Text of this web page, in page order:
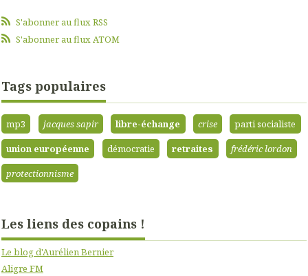
S'abonner au flux RSS
S'abonner au flux ATOM
Tags populaires
mp3 jacques sapir libre-échange crise
parti socialiste
union européenne
démocratie retraites
frédéric lordon
protectionnisme
Les liens des copains !
Le blog d'Aurélien Bernier
Aligre FM